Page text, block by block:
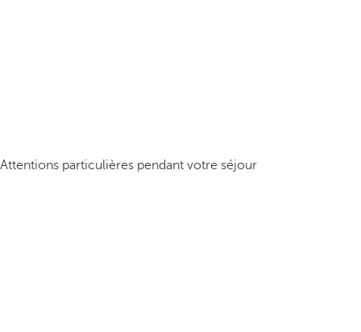
Attentions particulières pendant votre séjour